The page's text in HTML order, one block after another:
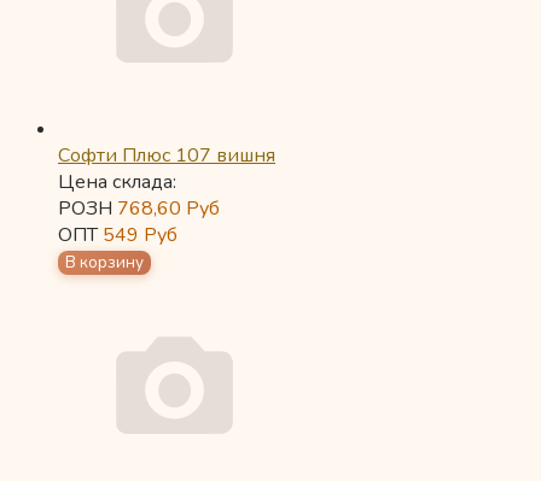
Софти Плюс 107 вишня
Цена склада:
РОЗН 768,60 Руб
ОПТ549 Руб